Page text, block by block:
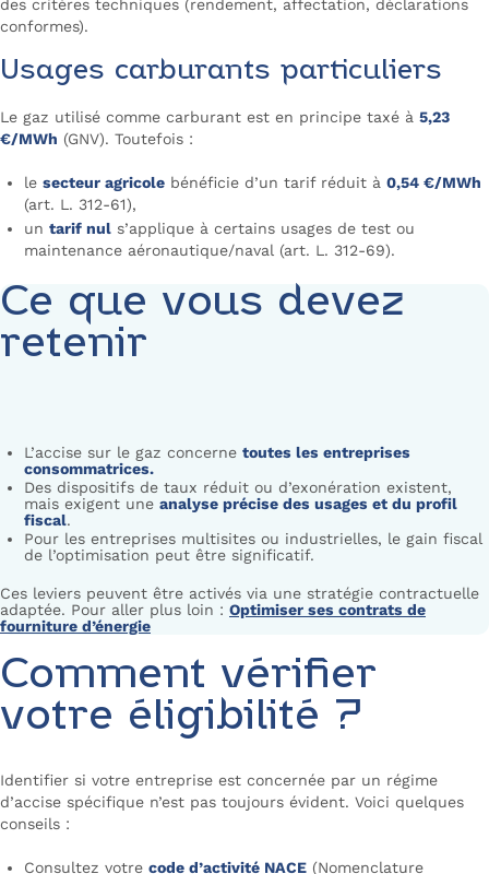
des critères techniques (rendement, affectation, déclarations
conformes).
Usages carburants particuliers
Le gaz utilisé comme carburant est en principe taxé à 5,23
€/MWh (GNV). Toutefois :
le secteur agricole bénéficie d’un tarif réduit à 0,54 €/MWh
(art. L. 312-61),
un tarif nul s’applique à certains usages de test ou
maintenance aéronautique/naval (art. L. 312-69).
Ce que vous devez
retenir
L’accise sur le gaz concerne toutes les entreprises
consommatrices.
Des dispositifs de taux réduit ou d’exonération existent,
mais exigent une analyse précise des usages et du profil
fiscal.
Pour les entreprises multisites ou industrielles, le gain fiscal
de l’optimisation peut être significatif.
Ces leviers peuvent être activés via une stratégie contractuelle
adaptée. Pour aller plus loin : Optimiser ses contrats de
fourniture d’énergie
Comment vérifier
votre éligibilité ?
Identifier si votre entreprise est concernée par un régime
d’accise spécifique n’est pas toujours évident. Voici quelques
conseils :
Consultez votre code d’activité NACE (Nomenclature